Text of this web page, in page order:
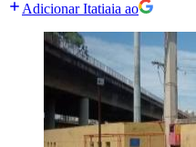
Adicionar Itatiaia ao